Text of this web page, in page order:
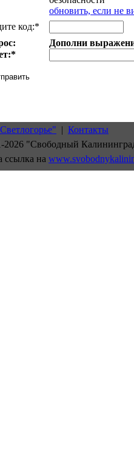
обновить, если не
код:*
Дополни
*
| Контакты
2026 "Свободный
ссылка на